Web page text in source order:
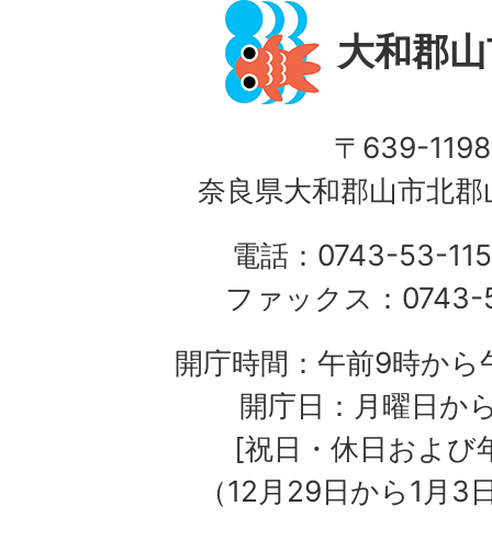
大和郡
〒639-1198
奈良県大和郡山市北
電話：0743-53-
ファックス：
開庁時間：午前9時か
開庁日：月曜日か
[祝日・休日および
（12月29日から1月3